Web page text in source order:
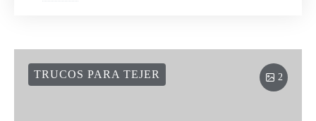
2
TRUCOS PARA TEJER